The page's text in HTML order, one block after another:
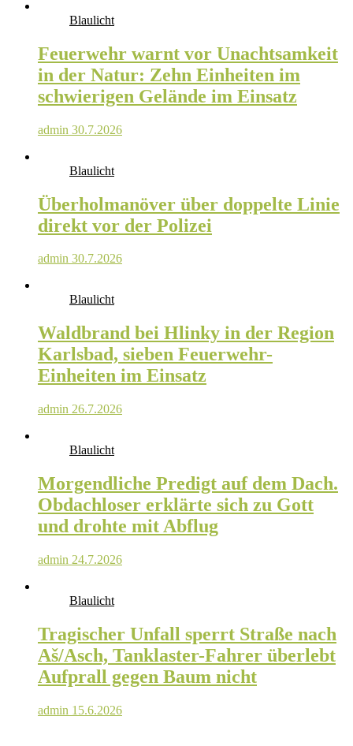
Blaulicht
Feuerwehr warnt vor Unachtsamkeit
in der Natur: Zehn Einheiten im
schwierigen Gelände im Einsatz
admin 30.7.2026
Blaulicht
Überholmanöver über doppelte Linie
direkt vor der Polizei
admin 30.7.2026
Blaulicht
Waldbrand bei Hlinky in der Region
Karlsbad, sieben Feuerwehr-
Einheiten im Einsatz
admin 26.7.2026
Blaulicht
Morgendliche Predigt auf dem Dach.
Obdachloser erklärte sich zu Gott
und drohte mit Abflug
admin 24.7.2026
Blaulicht
Tragischer Unfall sperrt Straße nach
Aš/Asch, Tanklaster-Fahrer überlebt
Aufprall gegen Baum nicht
admin 15.6.2026